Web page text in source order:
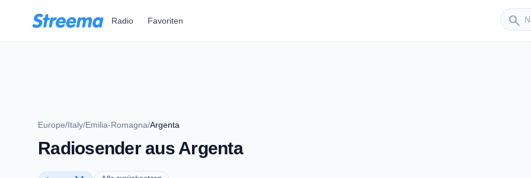
Radio Favoriten search
Sender
Europe/Italy/Emilia-Romagna/Argenta
Radiosender aus Argenta